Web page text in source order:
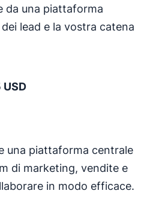
da una piattaforma
lead e la vostra catena
USD
una piattaforma centrale
di marketing, vendite e
in modo efficace.